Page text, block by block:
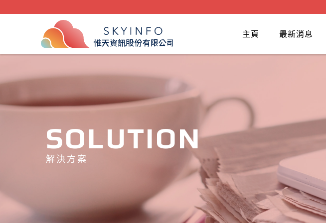
主頁 最新消息
SOLUTION
解決方案